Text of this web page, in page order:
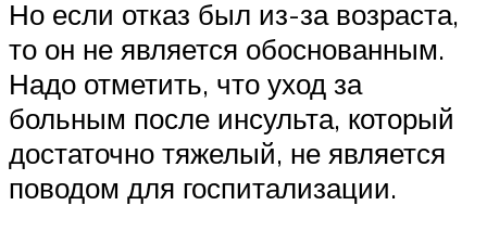
Но если отказ был из-за возраста,
то он не является обоснованным.
Надо отметить, что уход за
больным после инсульта, который
достаточно тяжелый, не является
поводом для госпитализации.